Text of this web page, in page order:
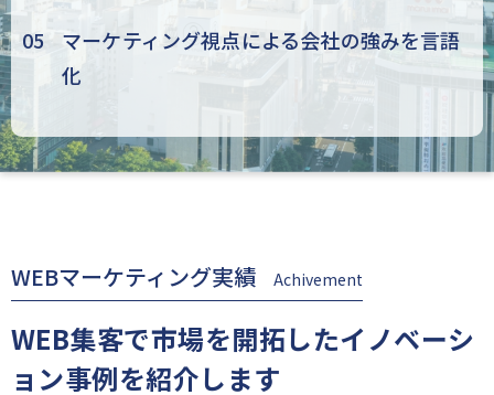
マーケティング視点による会社の強みを言語
化
WEBマーケティング実績 Achivement
WEB集客で市場を開拓したイノベーシ
ョン事例を紹介します